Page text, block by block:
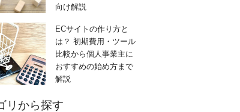
向け解説
ECサイトの作り方と
は？ 初期費用・ツール
比較から個人事業主に
おすすめの始め方まで
解説
リから探す